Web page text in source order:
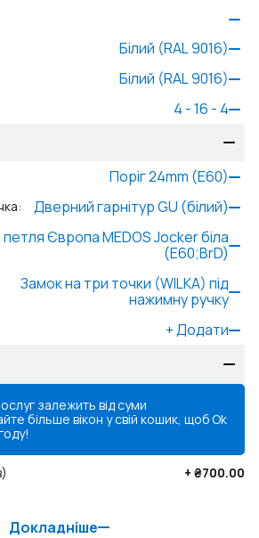
Білий (RAL 9016)
Білий (RAL 9016)
4 - 16 - 4
Поріг 24mm (E60)
: Дверний гарнітур GU (білий)
Європа MEDOS Jocker біла
(E60;BrD)
Замок на три точки (WILKA) під
нажимну ручку
+Додати
залежить від суми
більше вікон у свій кошик, щобOk
+ ₴700.00
Докладніше